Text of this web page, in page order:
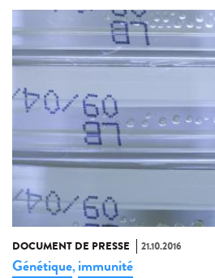
DOCUMENT DE PRESSE 21.10.2016
Génétique, immunité